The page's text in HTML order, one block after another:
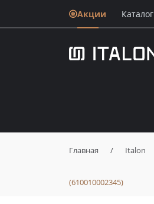
Акции Каталог
Главная / Italon
(610010002345)